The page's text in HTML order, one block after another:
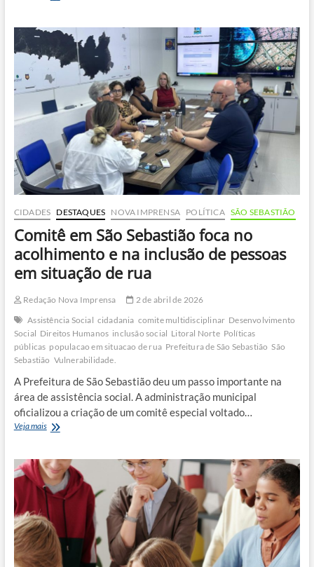
teatro
mobilização
ruas
abuso
infantil
CIDADES DESTAQUES NOVA IMPRENSA POLÍTICA SÃO SEBASTIÃO
Comitê em São Sebastião foca no
acolhimento e na inclusão de pessoas
em situação de rua
Redação Nova Imprensa
2 de abril de 2026
Assistência Social cidadania comite multidisciplinar Desenvolvimento
Social Direitos Humanos inclusão social Litoral Norte Políticas
públicas populacao em situacao de rua Prefeitura de São Sebastião São
Sebastião Vulnerabilidade.
A Prefeitura de São Sebastião deu um passo importante na
área de assistência social. A administração municipal
oficializou a criação de um comitê especial voltado…
Veja maisComitê
Sebastião
foca
no
acolhimento
e
na
inclusão
de
pessoas